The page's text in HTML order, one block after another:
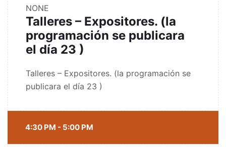
NONE
Talleres – Expositores. (la
programación se publicara
el día 23 )
Talleres – Expositores. (la programación se
publicara el día 23 )
4:30 PM - 5:00 PM